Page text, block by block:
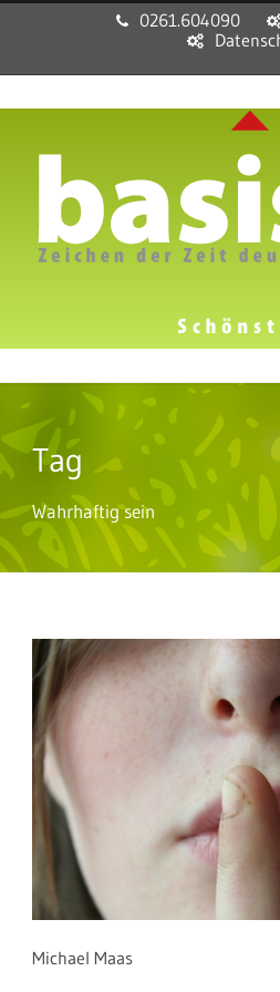
0261.604090
Tag
Wahrhaftig sein
Michael Maas